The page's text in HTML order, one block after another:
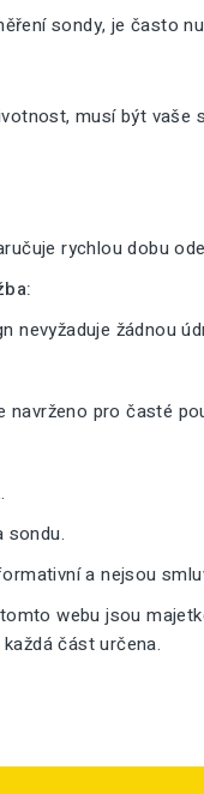
sondy, je často
musí být vaše
rychlou dobu
nevyžaduje žádnou
navrženo pro časté
sondu.
a nejsou
webu jsou
část určena.